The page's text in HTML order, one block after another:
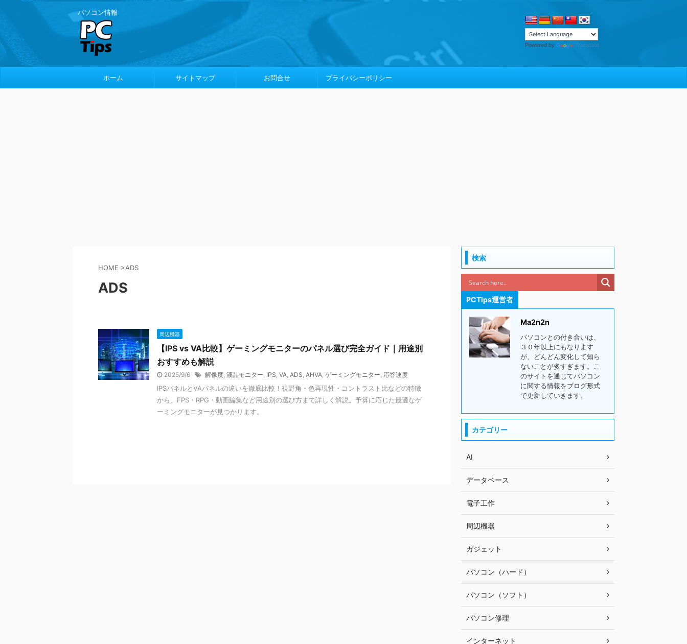
パソコン情報
Powered by Translate
ホーム サイトマップ お問合せ プライバシーポリシー
HOME >ADS
ADS
周辺機器
【IPS vs VA比較】ゲーミングモニターのパネル選び完全ガイド｜用途別
おすすめも解説
2025/9/6 解像度, 液晶モニター, IPS, VA, ADS, AHVA, ゲーミングモニター, 応答速度
IPSパネルとVAパネルの違いを徹底比較！視野角・色再現性・コントラスト比などの特徴
から、FPS・RPG・動画編集など用途別の選び方まで詳しく解説。予算に応じた最適なゲ
ーミングモニターが見つかります。
検索
PCTips運営者
Ma2n2n
パソコンとの付き合いは、
３０年以上にもなります
が、どんどん変化して知ら
ないことが多すぎます。こ
のサイトを通じてパソコン
に関する情報をブログ形式
で更新していきます。
カテゴリー
AI
データベース
電子工作
周辺機器
ガジェット
パソコン（ハード）
パソコン（ソフト）
パソコン修理
インターネット